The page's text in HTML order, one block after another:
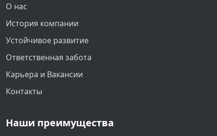
О нас
История компании
Устойчивое развитие
Ответственная забота
Карьера и Вакансии
Контакты
Наши преимущества